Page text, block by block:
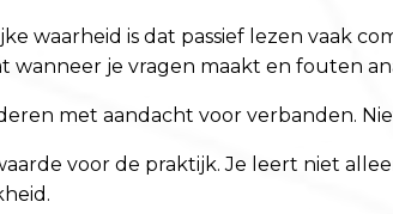
waarheid is dat passief lezen vaak
wanneer je vragen maakt en fouten
met aandacht voor verbanden.
voor de praktijk. Je leert niet